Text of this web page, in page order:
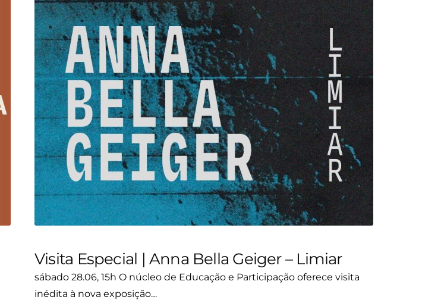
Visita Especial | Anna Bella Geiger – Limiar
sábado 28.06, 15h O núcleo de Educação e Participação oferece visita
inédita à nova exposição…